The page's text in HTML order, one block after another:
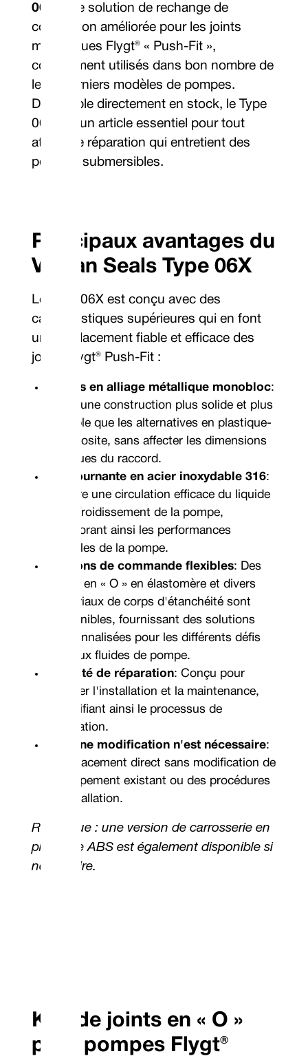
06X
, une solution de rechange de
conception améliorée pour les joints
mécaniques Flygt® « Push-Fit »,
couramment utilisés dans bon nombre de
leurs derniers modèles de pompes.
Disponible directement en stock, le Type
06X est un article essentiel pour tout
atelier de réparation qui entretient des
pompes submersibles.
Principaux avantages du
Vulcan Seals Type 06X
Le Type 06X est conçu avec des
caractéristiques supérieures qui en font
un remplacement fiable et efficace des
joints Flygt® Push-Fit :
Corps en alliage métallique monobloc:
Offre une construction plus solide et plus
durable que les alternatives en plastique-
composite, sans affecter les dimensions
critiques du raccord.
Vis tournante en acier inoxydable 316:
Assure une circulation efficace du liquide
de refroidissement de la pompe,
améliorant ainsi les performances
globales de la pompe.
Options de commande flexibles: Des
joints en « O » en élastomère et divers
matériaux de corps d'étanchéité sont
disponibles, fournissant des solutions
personnalisées pour les différents défis
liés aux fluides de pompe.
Facilité de réparation: Conçu pour
faciliter l'installation et la maintenance,
simplifiant ainsi le processus de
réparation.
Aucune modification n'est nécessaire:
remplacement direct sans modification de
l'équipement existant ou des procédures
d'installation.
Remarque : une version de carrosserie en
plastique ABS est également disponible si
nécessaire.
Kits de joints en « O »
pour pompes Flygt®